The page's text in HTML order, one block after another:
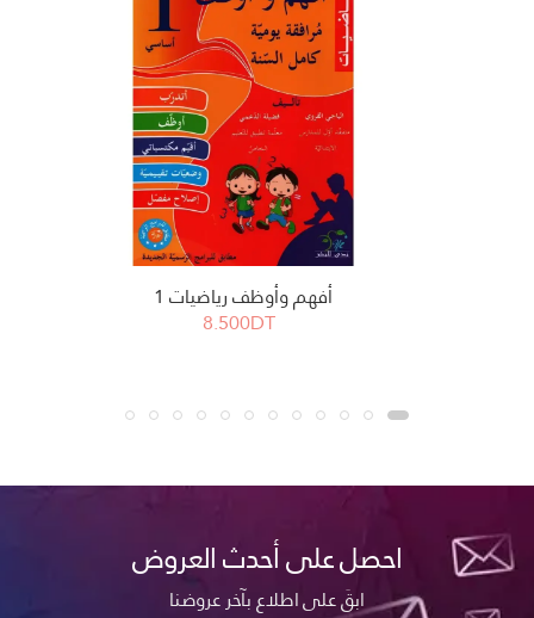
أفهم وأوظف رياضيات 1
8.500DT
احصل على أحدث العروض
ابقَ على اطلاع بآخر عروضنا